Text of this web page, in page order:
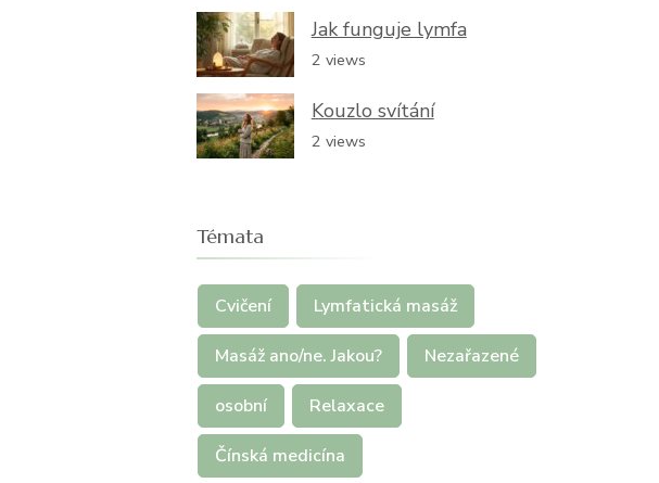
Jak funguje lymfa
2 views
Kouzlo svítání
2 views
Témata
Cvičení Lymfatická masáž
Masáž ano/ne. Jakou? Nezařazené
osobní Relaxace
Čínská medicína